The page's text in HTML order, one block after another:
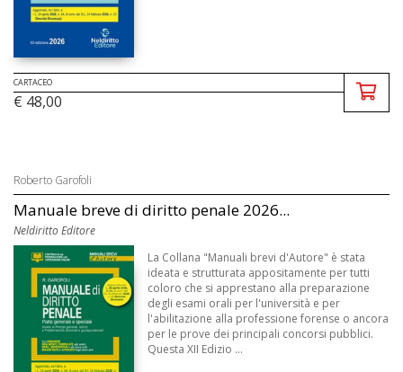
CARTACEO
€ 48,00
Roberto Garofoli
Manuale breve di diritto penale 2026...
Neldiritto Editore
La Collana "Manuali brevi d'Autore" è stata
ideata e strutturata appositamente per tutti
coloro che si apprestano alla preparazione
degli esami orali per l'università e per
l'abilitazione alla professione forense o ancora
per le prove dei principali concorsi pubblici.
Questa XII Edizio ...